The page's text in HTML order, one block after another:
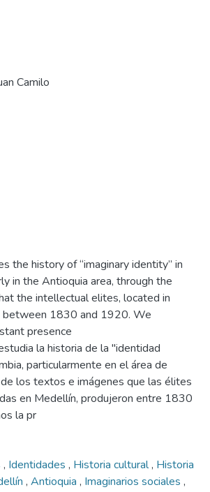
Camilo
the history of “imaginary identity” in
in the Antioquia area, through the
the intellectual elites, located in
between 1830 and 1920. We
presence
la historia de la "identidad
particularmente en el área de
los textos e imágenes que las élites
en Medellín, produjeron entre 1830
la pr
, Identidades , Historia cultural, Historia
, Antioquia , Imaginarios sociales ,